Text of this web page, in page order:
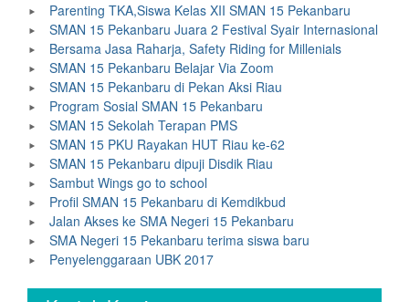
Parenting TKA,Siswa Kelas XII SMAN 15 Pekanbaru
SMAN 15 Pekanbaru Juara 2 Festival Syair Internasional
Bersama Jasa Raharja, Safety Riding for Millenials
SMAN 15 Pekanbaru Belajar Via Zoom
SMAN 15 Pekanbaru di Pekan Aksi Riau
Program Sosial SMAN 15 Pekanbaru
SMAN 15 Sekolah Terapan PMS
SMAN 15 PKU Rayakan HUT Riau ke-62
SMAN 15 Pekanbaru dipuji Disdik Riau
Sambut Wings go to school
Profil SMAN 15 Pekanbaru di Kemdikbud
Jalan Akses ke SMA Negeri 15 Pekanbaru
SMA Negeri 15 Pekanbaru terima siswa baru
Penyelenggaraan UBK 2017